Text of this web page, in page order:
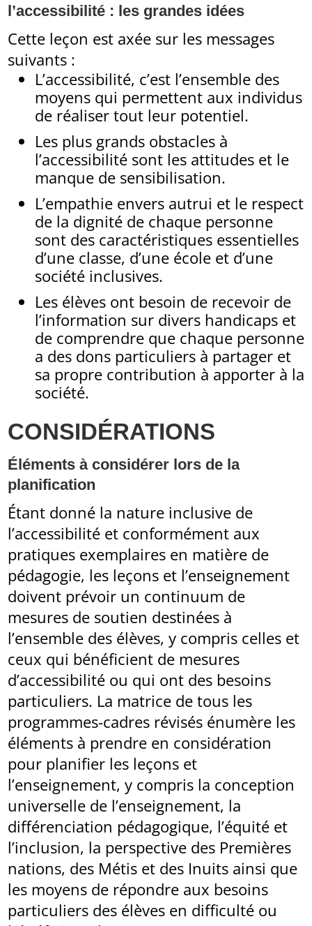
l’accessibilité : les grandes idées
Cette leçon est axée sur les messages
suivants :
L’accessibilité, c’est l’ensemble des
moyens qui permettent aux individus
de réaliser tout leur potentiel.
Les plus grands obstacles à
l’accessibilité sont les attitudes et le
manque de sensibilisation.
L’empathie envers autrui et le respect
de la dignité de chaque personne
sont des caractéristiques essentielles
d’une classe, d’une école et d’une
société inclusives.
Les élèves ont besoin de recevoir de
l’information sur divers handicaps et
de comprendre que chaque personne
a des dons particuliers à partager et
sa propre contribution à apporter à la
société.
CONSIDÉRATIONS
Éléments à considérer lors de la
planification
Étant donné la nature inclusive de
l’accessibilité et conformément aux
pratiques exemplaires en matière de
pédagogie, les leçons et l’enseignement
doivent prévoir un continuum de
mesures de soutien destinées à
l’ensemble des élèves, y compris celles et
ceux qui bénéficient de mesures
d’accessibilité ou qui ont des besoins
particuliers. La matrice de tous les
programmes-cadres révisés énumère les
éléments à prendre en considération
pour planifier les leçons et
l’enseignement, y compris la conception
universelle de l’enseignement, la
différenciation pédagogique, l’équité et
l’inclusion, la perspective des Premières
nations, des Métis et des Inuits ainsi que
les moyens de répondre aux besoins
particuliers des élèves en difficulté ou